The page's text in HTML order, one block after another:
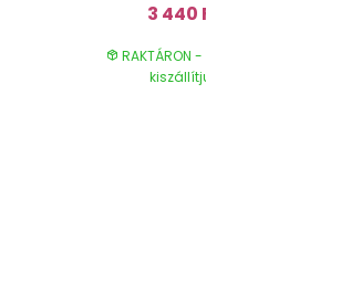
3 440 Ft
RAKTÁRON - azonnal
kiszállítjuk